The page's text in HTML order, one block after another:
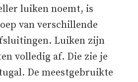
luiken noemt, is
van verschillende
Luiken zijn
volledig af. Die zie je
De meestgebruikte